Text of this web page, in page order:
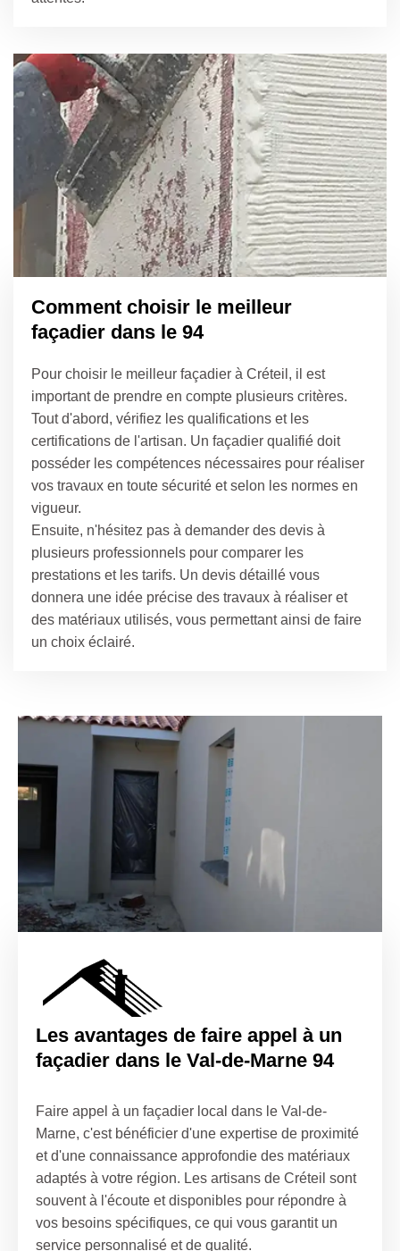
Comment choisir le meilleur
façadier dans le 94
Pour choisir le meilleur façadier à Créteil, il est
important de prendre en compte plusieurs critères.
Tout d'abord, vérifiez les qualifications et les
certifications de l'artisan. Un façadier qualifié doit
posséder les compétences nécessaires pour réaliser
vos travaux en toute sécurité et selon les normes en
vigueur.
Ensuite, n'hésitez pas à demander des devis à
plusieurs professionnels pour comparer les
prestations et les tarifs. Un devis détaillé vous
donnera une idée précise des travaux à réaliser et
des matériaux utilisés, vous permettant ainsi de faire
un choix éclairé.
Les avantages de faire appel à un
façadier dans le Val-de-Marne 94
Faire appel à un façadier local dans le Val-de-
Marne, c'est bénéficier d'une expertise de proximité
et d'une connaissance approfondie des matériaux
adaptés à votre région. Les artisans de Créteil sont
souvent à l'écoute et disponibles pour répondre à
vos besoins spécifiques, ce qui vous garantit un
service personnalisé et de qualité.